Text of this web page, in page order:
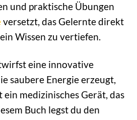
und praktische Übungen
versetzt, das Gelernte direkt
Wissen zu vertiefen.
eine innovative
saubere Energie erzeugt,
medizinisches Gerät, das
Buch legst du den